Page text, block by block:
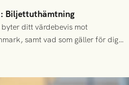
Biljettuthämtning
ditt värdebevis mot
samt vad som gäller för dig
fått förhinder.